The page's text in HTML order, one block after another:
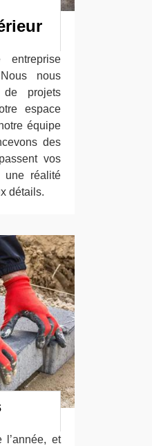
entreprise
nous
projets
espace
équipe
des
vos
une réalité
détails.
l’année, et